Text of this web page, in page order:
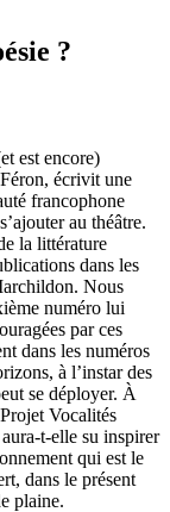
?
est encore)
écrivit une
francophone
au théâtre.
la littérature
dans les
Nous
numéro lui
par ces
dans les numéros
à l’instar des
se déployer. À
Vocalités
t-elle su inspirer
qui est le
dans le présent
plaine.